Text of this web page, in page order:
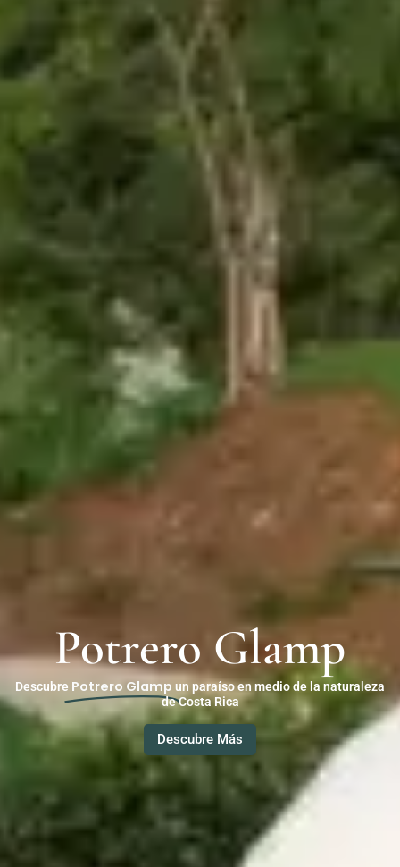
Potrero Glamp
Descubre Potrero Glamp un paraíso en medio de la naturaleza
de Costa Rica
Descubre Más